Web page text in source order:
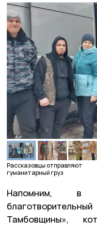
Рассказовцы отправляют
гуманитарный груз
Напомним, в
Тамбовщины»,